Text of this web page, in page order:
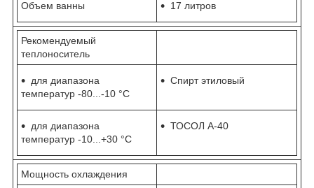
Объем ванны 17 литров
Рекомендуемый
теплоноситель
для диапазона
температур -80...-10 °С
Спирт этиловый
для диапазона
температур -10...+30 °С
ТОСОЛ А-40
Мощность охлаждения